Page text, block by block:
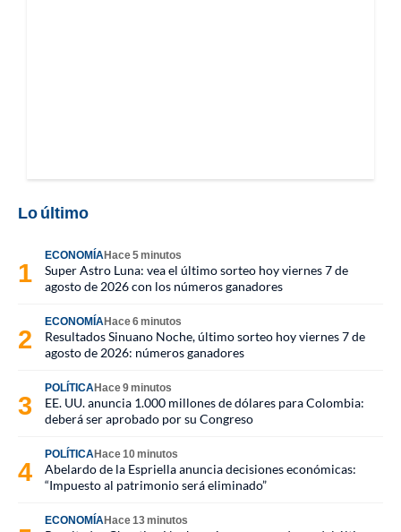
Lo último
ECONOMÍAHace 5 minutos
Super Astro Luna: vea el último sorteo hoy viernes 7 de
agosto de 2026 con los números ganadores
ECONOMÍAHace 6 minutos
Resultados Sinuano Noche, último sorteo hoy viernes 7 de
agosto de 2026: números ganadores
POLÍTICAHace 9 minutos
EE. UU. anuncia 1.000 millones de dólares para Colombia:
deberá ser aprobado por su Congreso
POLÍTICAHace 10 minutos
Abelardo de la Espriella anuncia decisiones económicas:
“Impuesto al patrimonio será eliminado”
ECONOMÍAHace 13 minutos